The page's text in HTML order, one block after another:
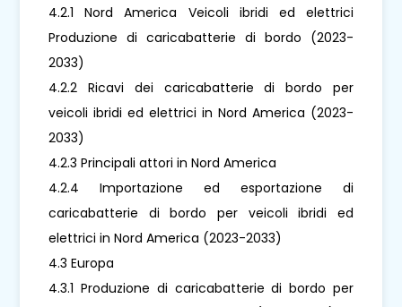
4.2.1 Nord America Veicoli ibridi ed elettrici
Produzione di caricabatterie di bordo (2023-
2033)
4.2.2 Ricavi dei caricabatterie di bordo per
veicoli ibridi ed elettrici in Nord America (2023-
2033)
4.2.3 Principali attori in Nord America
4.2.4 Importazione ed esportazione di
caricabatterie di bordo per veicoli ibridi ed
elettrici in Nord America (2023-2033)
4.3 Europa
4.3.1 Produzione di caricabatterie di bordo per